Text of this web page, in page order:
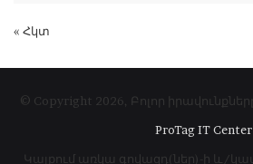
« Հկտ
© Copyright 2026, Բոլոր
ProTag IT Center
Կայքում առկա գովազդ(ներ)-ի և/